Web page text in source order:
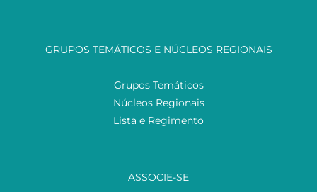
GRUPOS TEMÁTICOS E NÚCLEOS REGIONAIS
Grupos Temáticos
Núcleos Regionais
Lista e Regimento
ASSOCIE-SE